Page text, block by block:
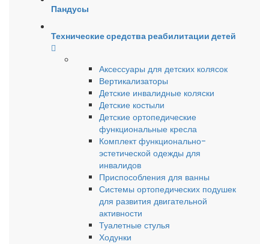
Пандусы
Технические средства реабилитации детей
Аксессуары для детских колясок
Вертикализаторы
Детские инвалидные коляски
Детские костыли
Детские ортопедические
функциональные кресла
Комплект функционально-
эстетической одежды для
инвалидов
Приспособления для ванны
Системы ортопедических подушек
для развития двигательной
активности
Туалетные стулья
Ходунки